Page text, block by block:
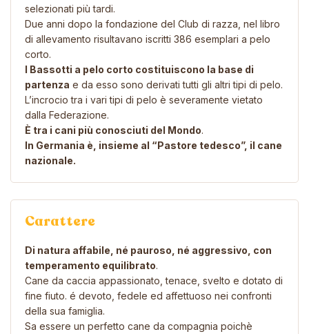
selezionati più tardi.
Due anni dopo la fondazione del Club di razza, nel libro
di allevamento risultavano iscritti 386 esemplari a pelo
corto.
I Bassotti a pelo corto costituiscono la base di
partenza e da esso sono derivati tutti gli altri tipi di pelo.
L’incrocio tra i vari tipi di pelo è severamente vietato
dalla Federazione.
È tra i cani più conosciuti del Mondo.
In Germania è, insieme al “Pastore tedesco”, il cane
nazionale.
Carattere
Di natura affabile, né pauroso, né aggressivo, con
temperamento equilibrato.
Cane da caccia appassionato, tenace, svelto e dotato di
fine fiuto. é devoto, fedele ed affettuoso nei confronti
della sua famiglia.
Sa essere un perfetto cane da compagnia poichè